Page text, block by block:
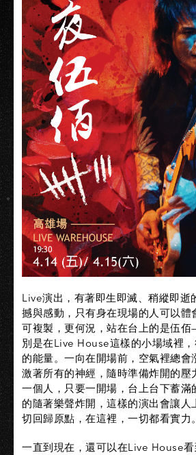
Live演出，有著即生即滅、稍縱即逝
撼與感動，只有身在現場的人可以體
可複製，更何況，站在台上的是伍
別是在Live House這樣的小場域裡
的能量。一向在開場前，空氣裡總會
激著所有的神經，隨時準備炸開的壓
一個人，只要一開場，台上台下蓄滿
的隨著樂聲炸開，這樣的演出會讓人
切回歸原點，在這裡，一切都看實力。
一直到現在，還可以在Live House